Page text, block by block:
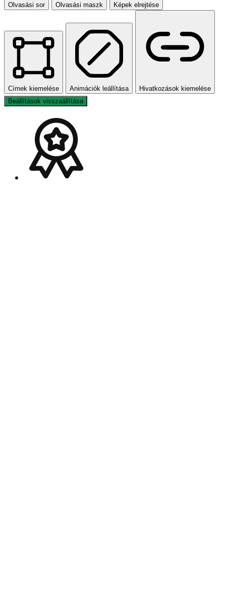
Olvasási sor Olvasási maszk Képek elrejtése
Címek kiemelése Animációk leállítása
Hivatkozások kiemelése
Beállítások visszaállítása